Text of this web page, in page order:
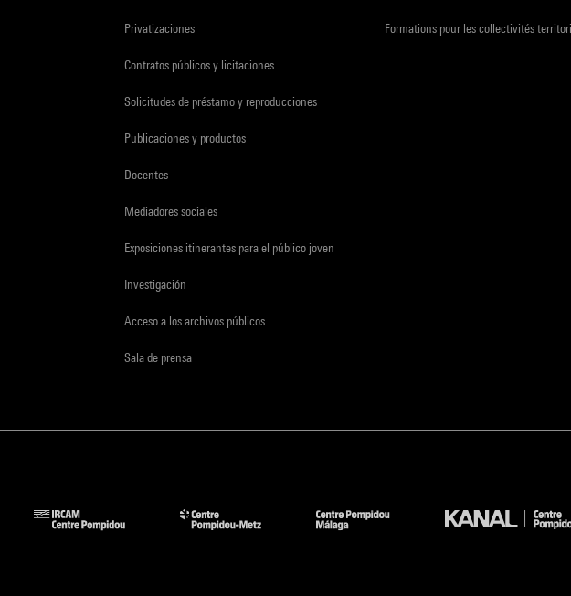
Privatizaciones
Contratos públicos y licitaciones
Solicitudes de préstamo y reproducciones
Publicaciones y productos
Docentes
Mediadores sociales
Exposiciones itinerantes para el público joven
Investigación
Acceso a los archivos públicos
Sala de prensa
Formations pour les collectivités